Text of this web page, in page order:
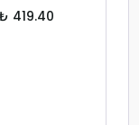
419.40